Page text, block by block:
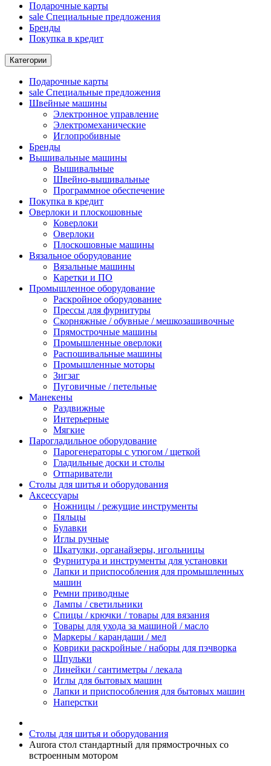
Подарочные карты
sale Специальные предложения
Бренды
Покупка в кредит
Категории
Подарочные карты
sale Специальные предложения
Швейные машины
Электронное управление
Электромеханические
Иглопробивные
Бренды
Вышивальные машины
Вышивальные
Швейно-вышивальные
Программное обеспечение
Покупка в кредит
Оверлоки и плоскошовные
Коверлоки
Оверлоки
Плоскошовные машины
Вязальное оборудование
Вязальные машины
Каретки и ПО
Промышленное оборудование
Раскройное оборудование
Прессы для фурнитуры
Скорняжные / обувные / мешкозашивочные
Прямострочные машины
Промышленные оверлоки
Распошивальные машины
Промышленные моторы
Зигзаг
Пуговичные / петельные
Манекены
Раздвижные
Интерьерные
Мягкие
Парогладильное оборудование
Парогенераторы с утюгом / щеткой
Гладильные доски и столы
Отпариватели
Столы для шитья и оборудования
Аксессуары
Ножницы / режущие инструменты
Пяльцы
Булавки
Иглы ручные
Шкатулки, органайзеры, игольницы
Фурнитура и инструменты для установки
Лапки и приспособления для промышленных
машин
Ремни приводные
Лампы / светильники
Спицы / крючки / товары для вязания
Товары для ухода за машиной / масло
Маркеры / карандаши / мел
Коврики раскройные / наборы для пэчворка
Шпульки
Линейки / сантиметры / лекала
Иглы для бытовых машин
Лапки и приспособления для бытовых машин
Наперстки
Столы для шитья и оборудования
Aurora стол стандартный для прямострочных со
встроенным мотором